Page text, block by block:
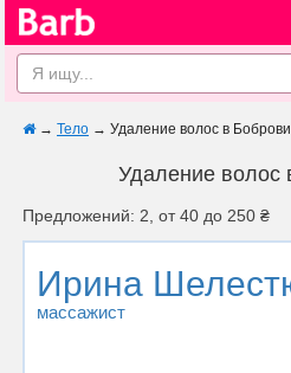
→ Тело → Удаление волос в
Удаление волос
Предложений: 2, от 40 до 250 ₴
Ирина
массажист